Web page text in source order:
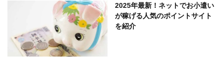
2025年最新！ネットでお小遣い
が稼げる人気のポイントサイト
を紹介